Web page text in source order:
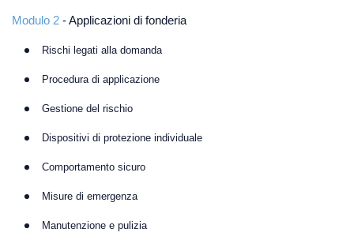
Modulo 2 - Applicazioni di fonderia
Rischi legati alla domanda
Procedura di applicazione
Gestione del rischio
Dispositivi di protezione individuale
Comportamento sicuro
Misure di emergenza
Manutenzione e pulizia